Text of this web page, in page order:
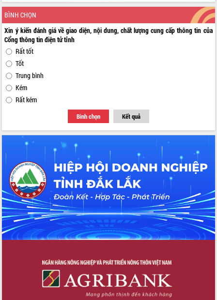
BÌNH CHỌN
Xin ý kiến đánh giá về giao diện, nội dung, chất lượng cung cấp thông tin của
Cổng thông tin điện tử tỉnh
Rất tốt
Tốt
Trung bình
Kém
Rất kém
Bình chọn Kết quả